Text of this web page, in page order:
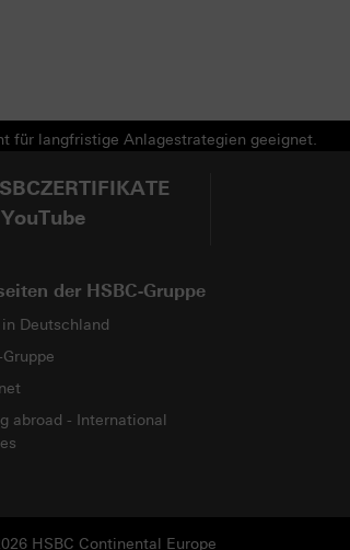
für langfristige Anlagestrategien geeignet.
der HSBC-Gruppe
in Deutschland
abroad - International
HSBC Continental Europe